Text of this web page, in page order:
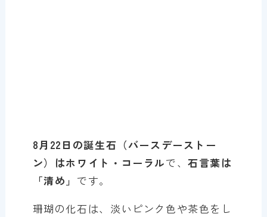
8月22日の誕生石（バースデーストー
ン）はホワイト・コーラルで、石言葉は
「清め」 です。
珊瑚の化石は、淡いピンク色や茶色をし